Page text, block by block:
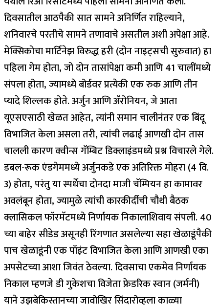
दिवसातील आठपैकी सात सामने अनिर्णित राहिल्याने,
शनिवारचे परतीचे सामने तणावाचे असतील अशी अपेक्षा आहे.
मेक्सिकोचा मार्टिनेझ विरुद्ध हरी (दोन नाइट्सची सुरुवात) हा
पहिला गेम होता, जो दोन तासांपेक्षा कमी आणि 41 चालींमध्ये
संपला होता, ज्यामध्ये बोर्डवर प्रत्येकी एक रुक आणि तीन
प्यादे शिल्लक होते.अर्जुन आणि ॲरोनियन, जे आता
यूएसएसाठी खेळत आहेत, त्यांनी समान चालीनंतर एक बिंदू
विभाजित केला असला तरी, त्यांची लढाई आणखी दोन तास
चालली कारण क्वीन्स गॅम्बिट डिक्लाइंडमध्ये प्रश्न विचारले गेले.
डबल-रूक एंडगेममध्ये अर्जुनकडे एक अतिरिक्त मोहरा (4 वि.
3) होता, परंतु या स्पर्धेचा दोनदा माजी चॅम्पियन हा कामावर
अवलंबून होता, ज्यामुळे त्यांची कारकीर्दीची चौथी बैठक
क्लासिकल फॉरमॅटमध्ये निर्णायक निकालाशिवाय संपली.40
च्या बाहेर सीडेड असूनही रिंगणात असलेल्या सहा खेळाडूंपैकी
पाच खेळाडूंनी एक पॉइंट विभाजित केला आणि आणखी एका
अपसेटच्या आशा जिवंत ठेवल्या.दिवसाचा एकमेव निर्णायक
निकाल म्हणजे डी गुकेशचा विजेता फ्रेडरिक स्वान (जर्मनी)
याने उझबेकिस्तानच्या जावोखिर सिंदारोव्हला काळ्या